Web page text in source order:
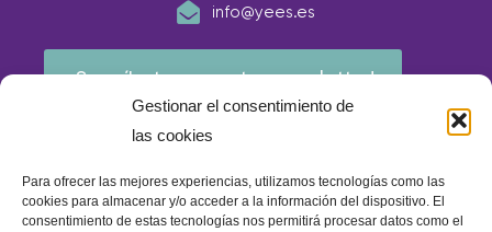
Gestionar el consentimiento de
las cookies
Para ofrecer las mejores experiencias, utilizamos tecnologías como las
cookies para almacenar y/o acceder a la información del dispositivo. El
consentimiento de estas tecnologías nos permitirá procesar datos como el
info@yees.es
¡Suscríbete a nuestra newsletter!